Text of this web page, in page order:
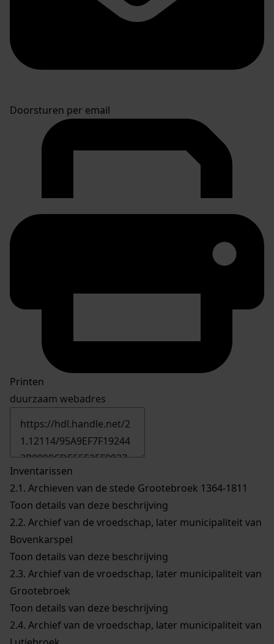
Doorsturen per email
Printen
duurzaam webadres
Inventarissen
2.1. Archieven van de stede Grootebroek 1364-1811
Toon details van deze beschrijving
2.2. Archief van de vroedschap, later municipaliteit van
Bovenkarspel
Toon details van deze beschrijving
2.3. Archief van de vroedschap, later municipaliteit van
Grootebroek
Toon details van deze beschrijving
2.4. Archief van de vroedschap, later municipaliteit van